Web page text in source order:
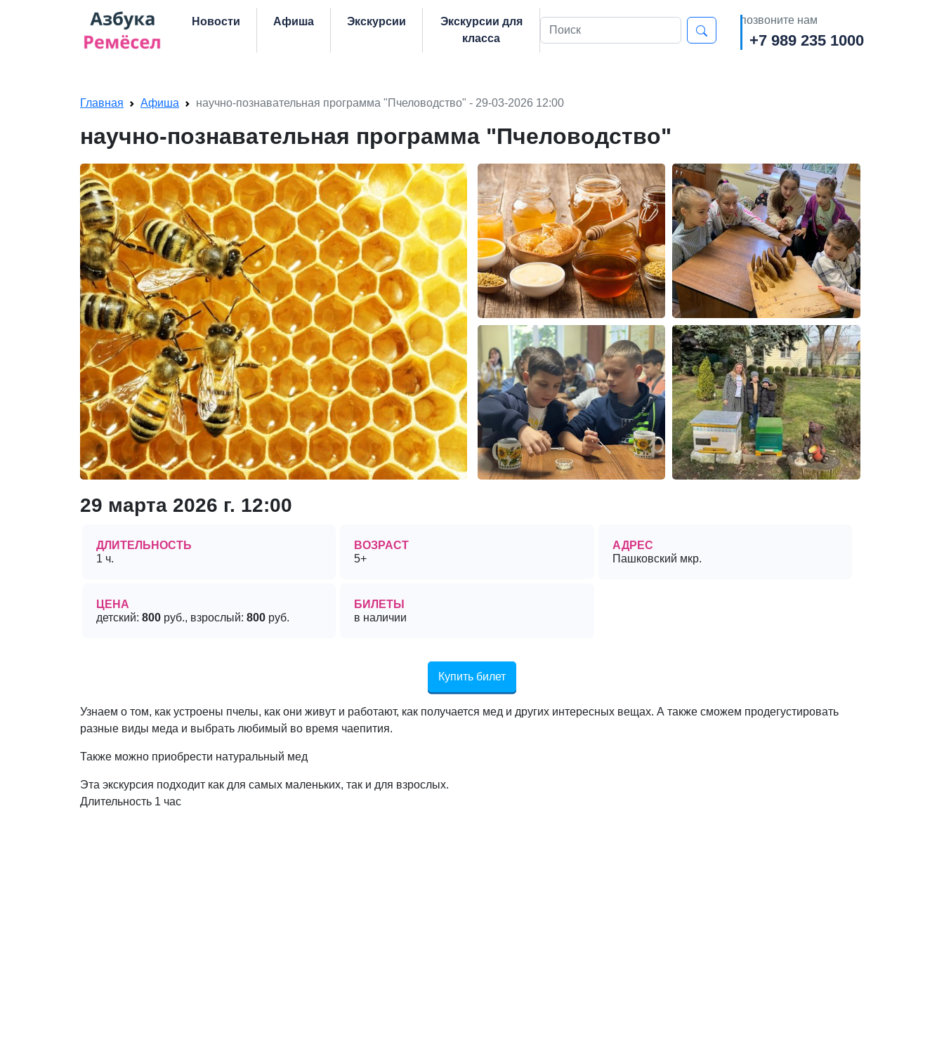
Новости
Афиша Экскурсии
Экскурсии для
класса
Поиск позвоните нам
+7 989 235 1000
Главная Афиша научно-познавательная программа "Пчеловодство" - 29-03-2026 12:00
научно-познавательная программа "Пчеловодство"
29 марта 2026 г. 12:00
ДЛИТЕЛЬНОСТЬ
1 ч.
ВОЗРАСТ
5+
АДРЕС
Пашковский мкр.
ЦЕНА
детский: 800 руб., взрослый: 800 руб.
БИЛЕТЫ
в наличии
Купить билет
Узнаем о том, как устроены пчелы, как они живут и работают, как получается мед и других интересных вещах. А также сможем продегустировать
разные виды меда и выбрать любимый во время чаепития.
Также можно приобрести натуральный мед
Эта экскурсия подходит как для самых маленьких, так и для взрослых.
Длительность 1 час